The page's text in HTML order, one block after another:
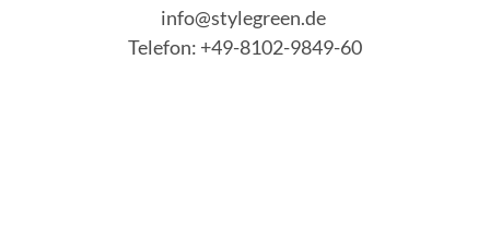
info@stylegreen.de
Telefon: +49-8102-9849-60